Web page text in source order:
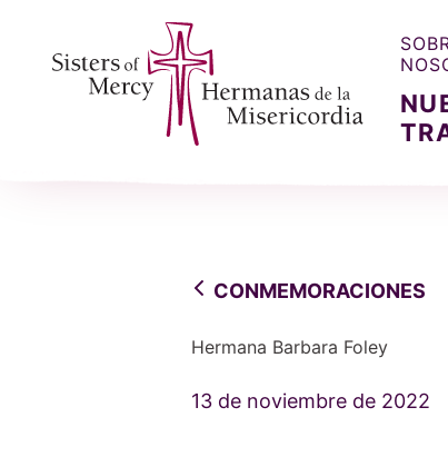
CONMEMORACIONES
Hermana Barbara Foley
13 de noviembre de 2022